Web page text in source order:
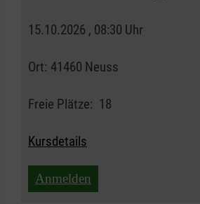
15.10.2026 , 08:30 Uhr
Ort: 41460 Neuss
Freie Plätze: 18
Kursdetails
Anmelden